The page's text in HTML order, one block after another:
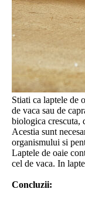
Stiati ca laptele de
de vaca sau de
biologica crescuta,
Acestia sunt
organismului si
Laptele de oaie
cel de vaca. In
Concluzii: